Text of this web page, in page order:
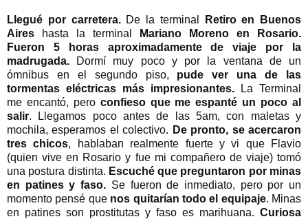
Llegué por carretera.De la terminal
Retiro en Buenos
Aires hasta la terminal
Mariano Moreno en Rosario.
Fueron 5 horas aproximadamente de viaje por la
madrugada. Dormí muy poco y por la ventana de un
ómnibus en el segundo piso, pude ver una de las
tormentas eléctricas más impresionantes. La Terminal
me encantó, pero confieso que me espanté un poco al
salir. Llegamos poco antes de las 5am, con maletas y
mochila, esperamos el colectivo. De pronto, se acercaron
tres chicos, hablaban realmente fuerte y vi que Flavio
(quien vive en Rosario y fue mi compañero de viaje) tomó
una postura distinta. Escuché que preguntaron por minas
en patines y faso. Se fueron de inmediato, pero por un
momento pensé que nos quitarían todo el equipaje. Minas
en patines son prostitutas y faso es marihuana. Curiosa